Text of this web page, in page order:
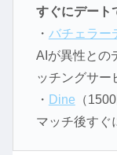
すぐにデート
・ バチェラー
AIが異性との
ッチングサー
・ Dine （
マッチ後すぐ